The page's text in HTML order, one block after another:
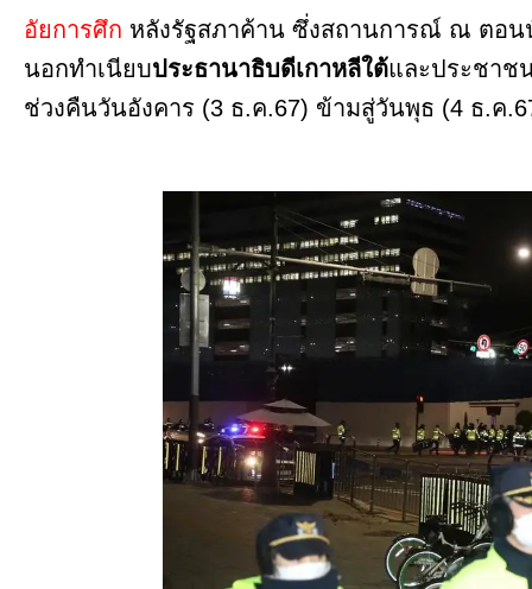
อัยการศึก หลังรัฐสภาค้าน ซึ่งสถานการณ์ ณ ตอน
นอกทำเนียบประธานาธิบดีเกาหลีใต้และประชาช
ช่วงคืนวันอังคาร (3 ธ.ค.67) ข้ามสู่วันพุธ (4 ธ.ค